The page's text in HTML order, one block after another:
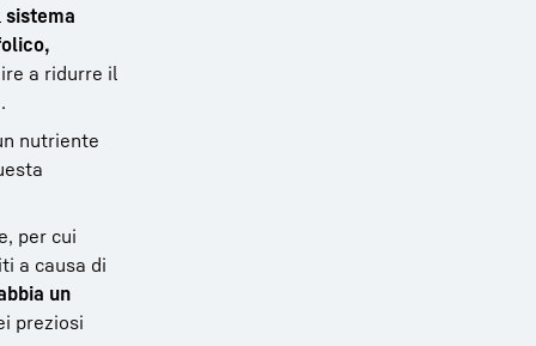
sistema
a ridurre il
nutriente
per cui
a causa di
un
preziosi